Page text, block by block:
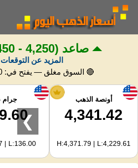
الرئيسية
سعر الذهب
اسعار الفضه
حاسبة الذهب
لمشرفي المواقع
صاعد (4,250 - 4,450 USD)
المزيد عن
🔴 السوق مغلق — يفتح في:
أونصة الذهب
4,341.42
H:4,371.79 | L:4,229.61
جرام 24
| L:136.00
❯